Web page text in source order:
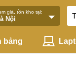
giá, tồn kho tại:
bảng